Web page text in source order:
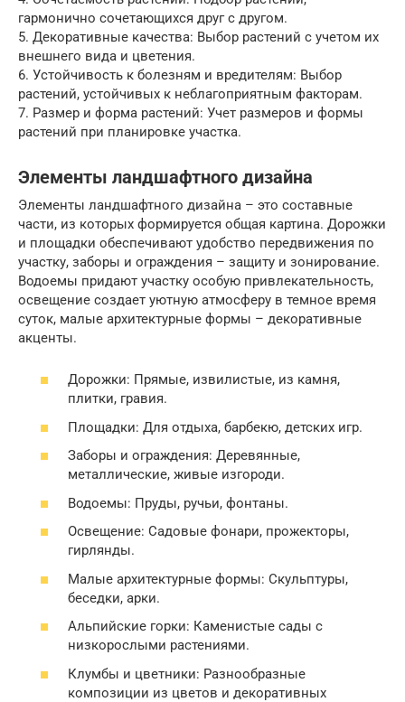
гармонично сочетающихся друг с другом.
5. Декоративные качества: Выбор растений с учетом их
внешнего вида и цветения.
6. Устойчивость к болезням и вредителям: Выбор
растений, устойчивых к неблагоприятным факторам.
7. Размер и форма растений: Учет размеров и формы
растений при планировке участка.
Элементы ландшафтного дизайна
Элементы ландшафтного дизайна – это составные
части, из которых формируется общая картина. Дорожки
и площадки обеспечивают удобство передвижения по
участку, заборы и ограждения – защиту и зонирование.
Водоемы придают участку особую привлекательность,
освещение создает уютную атмосферу в темное время
суток, малые архитектурные формы – декоративные
акценты.
Дорожки: Прямые, извилистые, из камня,
плитки, гравия.
Площадки: Для отдыха, барбекю, детских игр.
Заборы и ограждения: Деревянные,
металлические, живые изгороди.
Водоемы: Пруды, ручьи, фонтаны.
Освещение: Садовые фонари, прожекторы,
гирлянды.
Малые архитектурные формы: Скульптуры,
беседки, арки.
Альпийские горки: Каменистые сады с
низкорослыми растениями.
Клумбы и цветники: Разнообразные
композиции из цветов и декоративных